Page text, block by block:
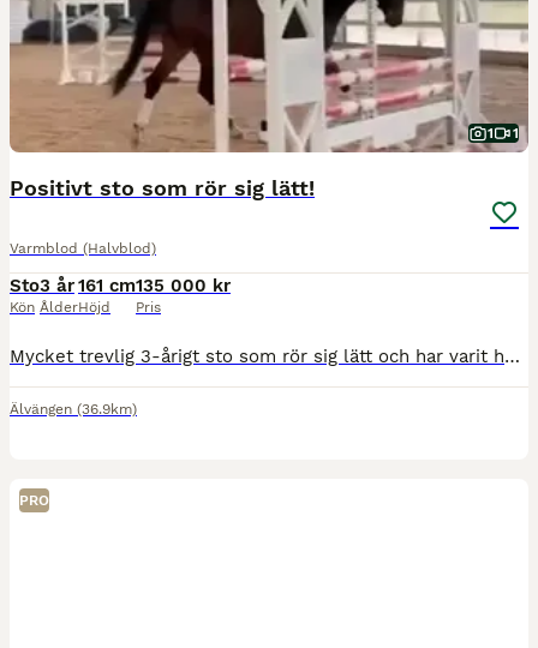
1 1
Positivt sto som rör sig lätt!
Varmblod (Halvblod)
Sto
Kön
3 år
Ålder
161 cm
Höjd
135 000 kr
Pris
Mycket trevlig 3-årigt sto som rör sig lätt och har varit helt okomplicerad vid inridning. Riden i alla gångarter, har god energi och har varit mycket samarbetsvillig. Visad på Unghästtest i maj, 161
Älvängen (36.9km)
PRO